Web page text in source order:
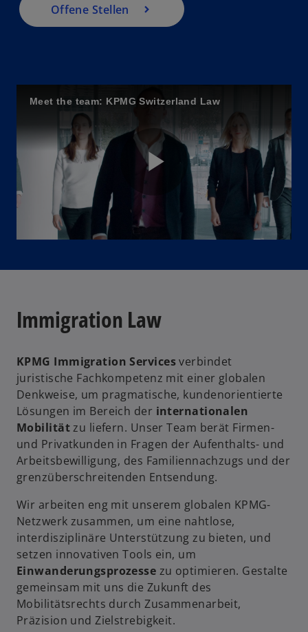
Offene Stellen
is
a
t
e
g
n
t
Meet the team: KPMG Switzerland Law
l
a
y
V
i
d
Immigration Law
KPMG Immigration Servicesverbindet
juristische Fachkompetenz mit einer globalen
Denkweise, um pragmatische, kundenorientierte
Lösungen im Bereich der internationalen
Mobilitätzu liefern. Unser Team berät Firmen-
und Privatkunden in Fragen der Aufenthalts- und
Arbeitsbewilligung, des Familiennachzugs und der
grenzüberschreitenden Entsendung.
Wir arbeiten eng mit unserem globalen KPMG-
Netzwerk zusammen, um eine nahtlose,
interdisziplinäre Unterstützung zu bieten, und
setzen innovativen Tools ein, um
Einwanderungsprozesse zu optimieren. Gestalte
gemeinsam mit uns die Zukunft des
Mobilitätsrechts durch Zusammenarbeit,
Präzision und Zielstrebigkeit.
w
ir
d
i
n
e
n
e
r
n
e
u
e
n